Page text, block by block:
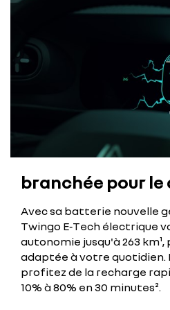
branchée pour
Avec sa batterie nouvelle
Twingo E‑Tech électrique
autonomie jusqu'à 263
adaptée à votre quotidien.
profitez de la recharge
10% à 80% en 30 minutes².